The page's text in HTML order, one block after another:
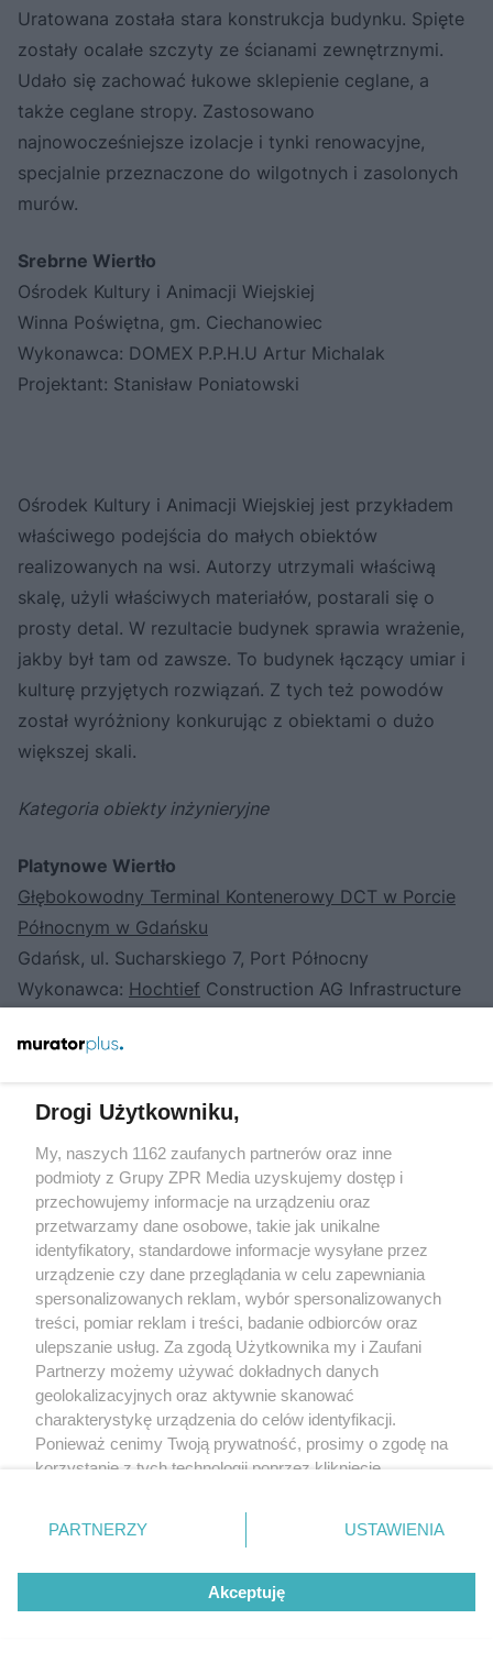
Uratowana została stara konstrukcja budynku. Spięte
zostały ocalałe szczyty ze ścianami zewnętrznymi.
Udało się zachować łukowe sklepienie ceglane, a
także ceglane stropy. Zastosowano
najnowocześniejsze izolacje i tynki renowacyjne,
specjalnie przeznaczone do wilgotnych i zasolonych
murów.
Srebrne Wiertło
Ośrodek Kultury i Animacji Wiejskiej
Winna Poświętna, gm. Ciechanowiec
Wykonawca: DOMEX P.P.H.U Artur Michalak
Projektant: Stanisław Poniatowski
Ośrodek Kultury i Animacji Wiejskiej jest przykładem
właściwego podejścia do małych obiektów
realizowanych na wsi. Autorzy utrzymali właściwą
skalę, użyli właściwych materiałów, postarali się o
prosty detal. W rezultacie budynek sprawia wrażenie,
jakby był tam od zawsze. To budynek łączący umiar i
kulturę przyjętych rozwiązań. Z tych też powodów
został wyróżniony konkurując z obiektami o dużo
większej skali.
Kategoria obiekty inżynieryjne
Platynowe Wiertło
Głębokowodny Terminal Kontenerowy DCT w Porcie
Północnym w Gdańsku
Gdańsk, ul. Sucharskiego 7, Port Północny
Wykonawca: Hochtief Construction AG Infrastructure
Projektant: Krzysztof Postoła
BPBM Projmors
Drogi Użytkowniku,
My, naszych 1162 zaufanych partnerów oraz inne
podmioty z Grupy ZPR Media uzyskujemy dostęp i
przechowujemy informacje na urządzeniu oraz
przetwarzamy dane osobowe, takie jak unikalne
identyfikatory, standardowe informacje wysyłane przez
urządzenie czy dane przeglądania w celu zapewniania
spersonalizowanych reklam, wybór spersonalizowanych
treści, pomiar reklam i treści, badanie odbiorców oraz
ulepszanie usług. Za zgodą Użytkownika my i Zaufani
Partnerzy możemy używać dokładnych danych
geolokalizacyjnych oraz aktywnie skanować
charakterystykę urządzenia do celów identyfikacji.
Ponieważ cenimy Twoją prywatność, prosimy o zgodę na
korzystanie z tych technologii poprzez kliknięcie
zmienić/wycofać klikając przycisk ustawień prywatności
znajdujący się w lewym dolnym rogu strony
rodzaje przetwarzania danych nie wymagają zgody
użytkownika, ale masz prawo sprzeciwić się takiemu
przetwarzaniu. Preferencje będą miały zastosowanie tylko
PARTNERZY USTAWIENIA
Akceptuję